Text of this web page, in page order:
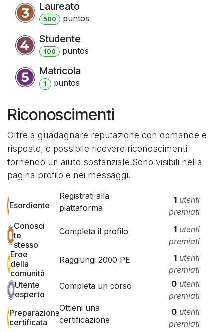
Laureato
500 puntos
Studente
100 puntos
Matricola
1 puntos
Riconoscimenti
Oltre a guadagnare reputazione con domande e
risposte, è possibile ricevere riconoscimenti
fornendo un aiuto sostanziale.Sono visibili nella
pagina profilo e nei messaggi.
Esordiente
Registrati alla
piattaforma
1 utenti
premiati
Conosci
te
stesso
Completa il profilo 1 utenti
premiati
Eroe
della
comunità
Raggiungi 2000 PE 1 utenti
premiati
Utente
esperto
Completa un corso 0 utenti
premiati
Preparazione
certificata
Ottieni una
certificazione
0 utenti
premiati